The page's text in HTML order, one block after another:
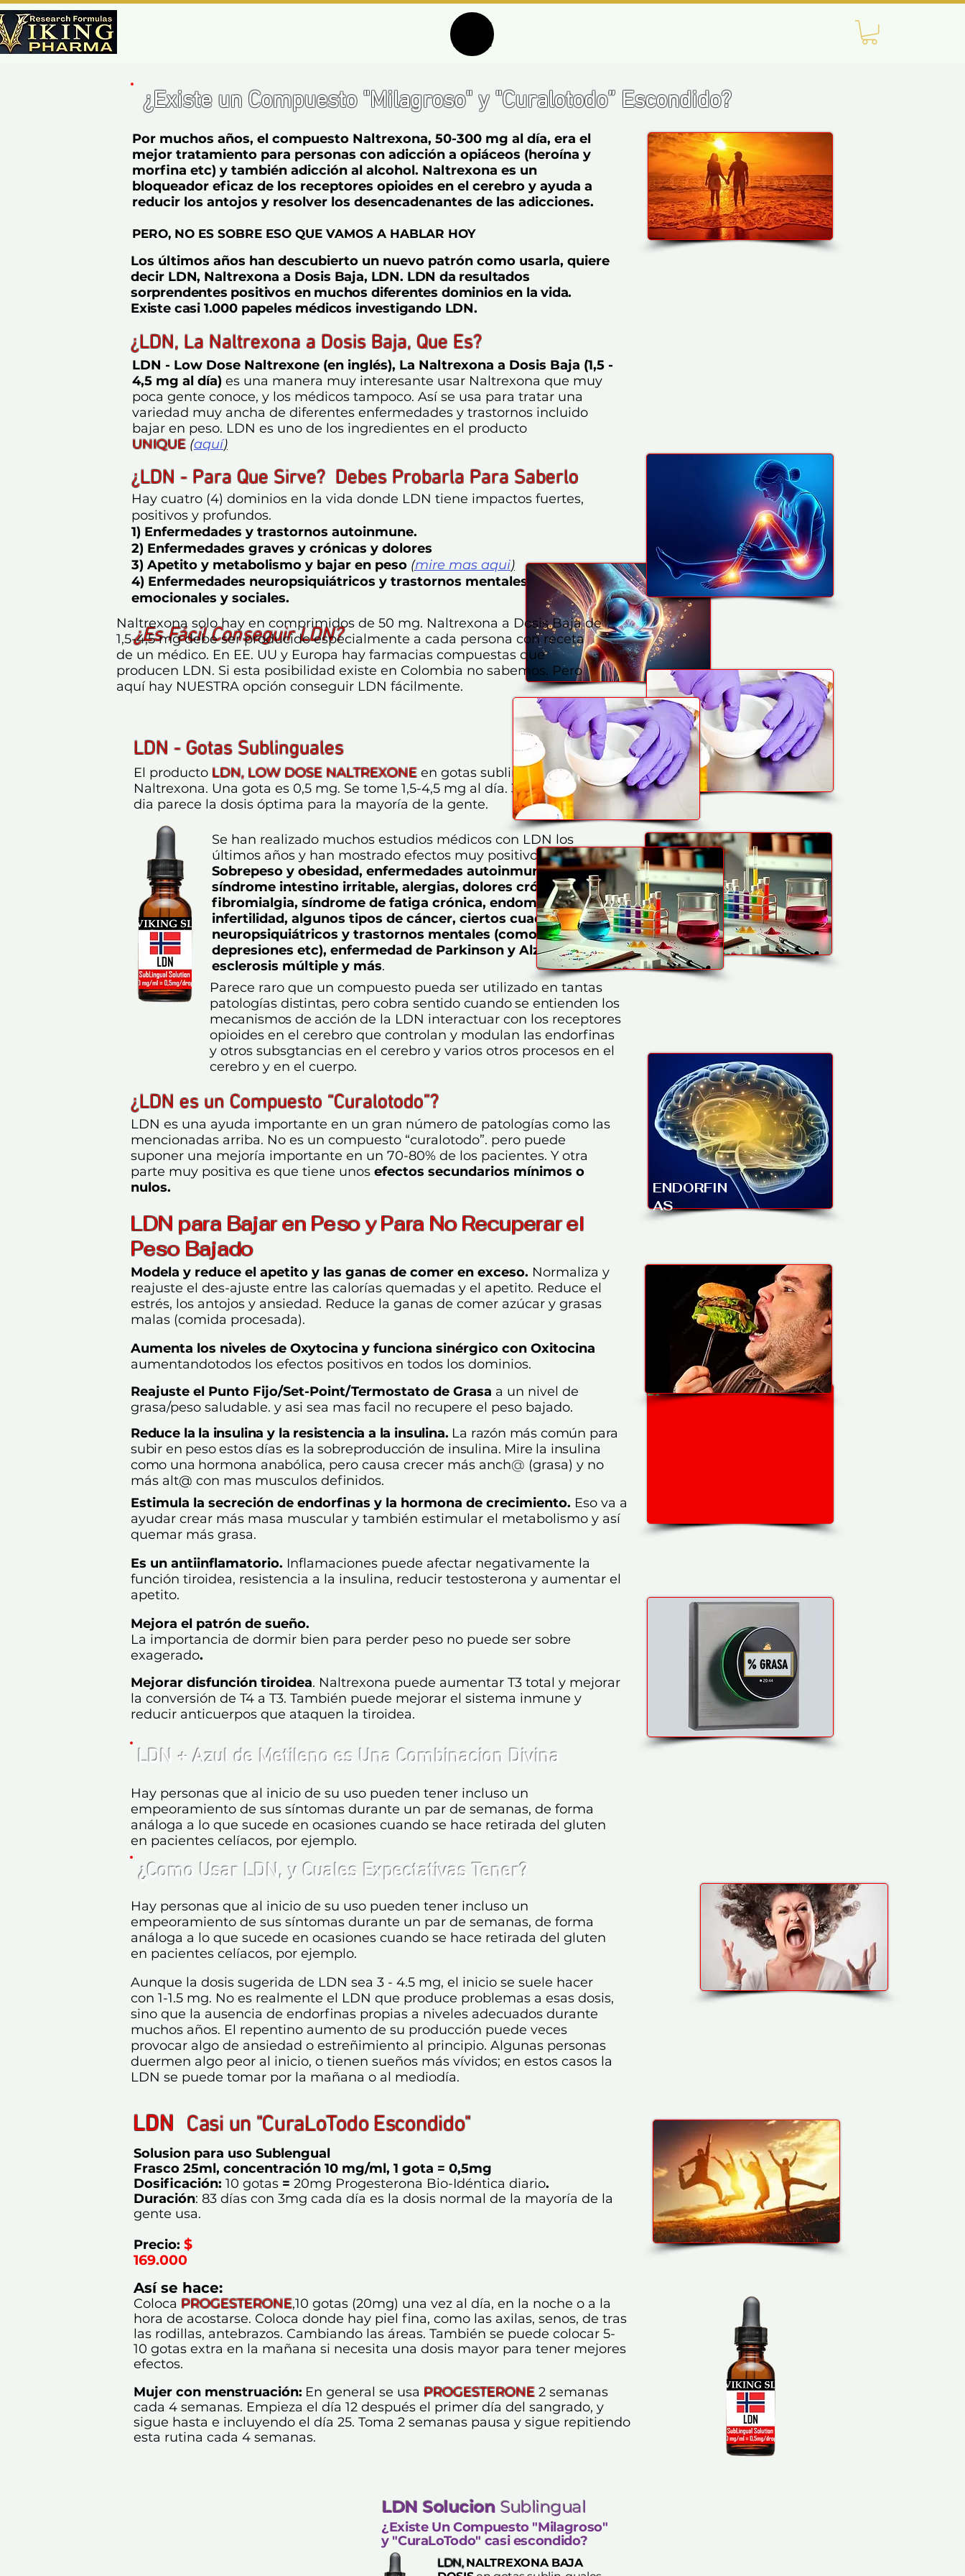
¿Existe un Compuesto "Milagroso" y "Curalotodo” Escondido?
Por muchos años, el compuesto Naltrexona, 50-300 mg al día, era el
mejor tratamiento para personas con adicción a opiáceos (heroína y
morfina etc) y también adicción al alcohol. Naltrexona es un
bloqueador eficaz de los receptores opioides en el cerebro y ayuda a
reducir los antojos y resolver los desencadenantes de las adicciones.
PERO, NO ES SOBRE ESO QUE VAMOS A HABLAR HOY
Los últimos años han descubierto un nuevo patrón como usarla, quiere
decir LDN, Naltrexonaa Dosis Baja, LDN. LDN da resultados
sorprendentes positivos en muchos diferentes dominios en la vida.
Existe casi 1.000 papeles médicos investigando LDN.
¿LDN, La Naltrexona a Dosis Baja, Que Es?
LDN - Low Dose Naltrexone (en inglés), La Naltrexona a Dosis Baja (1,5 -
4,5 mg al día) es una manera muy interesante usar Naltrexona que muy
poca gente conoce, y los médicos tampoco. Así se usa para tratar una
variedad muy ancha de diferentes enfermedades y trastornos incluido
bajar en peso. LDN es uno de los ingredientes en el producto
UNIQUE (aquí)
¿LDN - Para Que Sirve? Debes Probarla Para Saberlo
Hay cuatro (4) dominios en la vida donde LDN tiene impactos fuertes,
positivos y profundos.
1) Enfermedades y trastornos autoinmune.
2) Enfermedades graves y crónicas y dolores
3) Apetito y metabolismo y bajar en peso (mire mas aqui)
4) Enfermedades neuropsiquiátricos y trastornos mentales,
emocionales y sociales.
¿Es FácilConseguir LDN?
Naltrexona solo hay en comprimidos de 50 mg. Naltrexona a Dosis Baja de
1,5-4,5 mg debe ser producido especialmente a cada persona con receta
de un médico. En EE. UU y Europa hay farmacias compuestas que
producen LDN. Si esta posibilidad existe en Colombia no sabemos. Pero
aquí hay NUESTRA opción conseguir LDN fácilmente.
LDN - Gotas Sublinguales
El producto LDN, LOW DOSE NALTREXONE en gotas sublingual contiene
Naltrexona. Una gota es 0,5 mg. Se tome 1,5-4,5 mg al día. 3 mg (6 gotas) al
dia parece la dosis óptima para la mayoría de la gente.
Se han realizado muchos estudios médicos con LDN los
últimos años y han mostrado efectos muy positivos:
Sobrepeso y obesidad, enfermedades autoinmunes,
síndrome intestino irritable, alergias, dolores crónicos,
fibromialgia, síndrome de fatiga crónica, endometriosis,
infertilidad, algunos tipos de cáncer, ciertos cuadros
neuropsiquiátricos y trastornos mentales (como
depresiones etc), enfermedad de Parkinson y Alzheimer,
esclerosis múltiple y más.
Parece raro que un compuesto pueda ser utilizado en tantas
patologías distintas, pero cobra sentido cuando se entienden los
mecanismos de acción de la LDN interactuar con los receptores
opioides en el cerebro que controlan y modulan las endorfinas
y otros subsgtancias en el cerebro y varios otros procesos en el
cerebro y en el cuerpo.
¿LDN es un Compuesto “Curalotodo”?
LDN es una ayuda importante en un gran número de patologías como las
mencionadas arriba. No es un compuesto “curalotodo”. pero puede
suponer una mejoría importante en un 70-80% de los pacientes. Y otra
parte muy positiva es que tiene unos efectos secundarios mínimos o
nulos.
LDN para Bajar en Peso y Para No Recuperar el
Peso Bajado
ENDORFIN
AS
Modela y reduce el apetito y las ganas de comer en exceso. Normaliza y
reajuste el des-ajuste entre las calorías quemadas y el apetito. Reduce el
estrés, los antojos y ansiedad. Reduce la ganas de comer azúcar y grasas
malas (comida procesada).
Aumenta los niveles de Oxytocina y funciona sinérgico con Oxitocina
aumentandotodos los efectos positivos en todos los dominios.
Reajuste el Punto Fijo/Set-Point/Termostato de Grasa a un nivel de
grasa/peso saludable. y asi sea mas facil no recupere el peso bajado.
Reduce la la insulina y la resistencia a la insulina. La razón más común para
subir en peso estos días es la sobreproducción de insulina. Mire la insulina
como una hormona anabólica, pero causa crecer más anch@ (grasa) y no
más alt@ con mas musculos definidos.
Estimula la secreción de endorfinas y la hormona de crecimiento. Eso va a
ayudar crear más masa muscular y también estimular el metabolismo y así
quemar más grasa.
Es un antiinflamatorio. Inflamaciones puede afectar negativamente la
función tiroidea, resistencia a la insulina, reducir testosterona y aumentar el
apetito.
Mejora el patrón de sueño.
La importancia de dormir bien para perder peso no puede ser sobre
exagerado.
Mejorar disfunción tiroidea. Naltrexona puede aumentar T3 total y mejorar
la conversión de T4 a T3. También puede mejorar el sistema inmune y
reducir anticuerpos que ataquen la tiroidea.
% GRASA
LDN +Azul de Metileno es Una Combinacion Divina
Hay personas que al inicio de su uso pueden tener incluso un
empeoramiento de sus síntomas durante un par de semanas, de forma
análoga a lo que sucede en ocasiones cuando se hace retirada del gluten
en pacientes celíacos, por ejemplo.
¿Como Usar LDN, y Cuales Expectativas Tener?
Hay personas que al inicio de su uso pueden tener incluso un
empeoramiento de sus síntomas durante un par de semanas, de forma
análoga a lo que sucede en ocasiones cuando se hace retirada del gluten
en pacientes celíacos, por ejemplo.
Aunque la dosis sugerida de LDN sea 3 - 4.5 mg, el inicio se suele hacer
con 1-1.5 mg. No es realmente el LDN que produce problemas a esas dosis,
sino que la ausencia de endorfinas propias a niveles adecuados durante
muchos años. El repentino aumento de su producción puede veces
provocar algo de ansiedad o estreñimiento al principio. Algunas personas
duermen algo peor al inicio, o tienen sueños más vívidos; en estos casos la
LDN se puede tomar por la mañana o al mediodía.
Casi un "CuraLoTodo Escondido"
LDN
Solusion para uso Sublengual
Frasco 25ml, concentración 10 mg/ml, 1 gota = 0,5mg
Dosificación: 10 gotas = 20mg Progesterona Bio-Idéntica diario.
Duración: 83 días con 3mg cada día es la dosis normal de la mayoría de la
gente usa.
Precio: $
169.000
Así se hace:
Coloca PROGESTERONE,10 gotas (20mg) una vez al día, en la noche o a la
hora de acostarse. Coloca donde hay piel fina, como las axilas, senos, de tras
las rodillas, antebrazos. Cambiando las áreas. También se puede colocar 5-
10 gotas extra en la mañana si necesita una dosis mayor para tener mejores
efectos.
Mujer con menstruación: En general se usa PROGESTERONE 2 semanas
cada 4 semanas. Empieza el día 12 después el primer día del sangrado, y
sigue hasta e incluyendo el día 25. Toma 2 semanas pausa y sigue repitiendo
esta rutina cada 4 semanas.
LDN SolucionSublingual
​¿Existe Un Compuesto "Milagroso"
y "CuraLoTodo" casi escondido?
LDN, NALTREXONA BAJA